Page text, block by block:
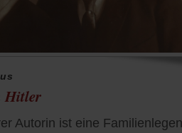
Hitler
Autorin ist eine